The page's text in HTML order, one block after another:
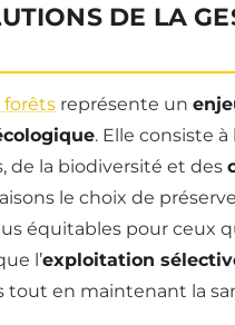
DE LA
forêts représente un
. Elle consiste
de la biodiversité et des
le choix de
équitables pour ceux
l’exploitation
tout en maintenant la